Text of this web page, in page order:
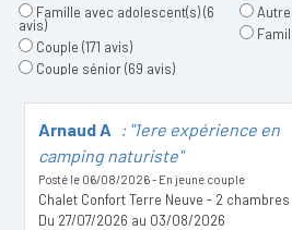
Famille avec adolescent(s)(6
avis)
Couple (171 avis)
Couple sénior(69 avis)
Autre
Arnaud A : "1ere expérience en
camping naturiste"
Posté le 06/08/2026 - En jeune couple
Chalet Confort Terre Neuve - 2 chambres
Du 27/07/2026 au 03/08/2026